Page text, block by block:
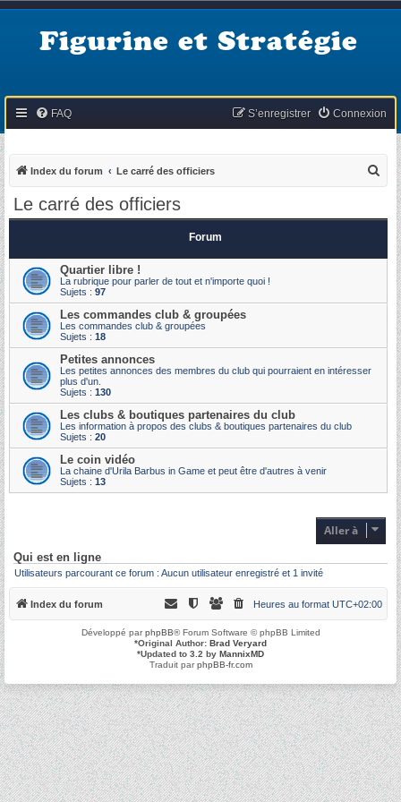
Figurine et Stratégie
FAQ Connexion
S’enregistrer
Index du forum Le carré des officiers
Le carré des officiers
Forum
Quartier libre !
La rubrique pour parler de tout et n'importe quoi !
Sujets : 97
Les commandes club & groupées
Les commandes club & groupées
Sujets : 18
Petites annonces
Les petites annonces des membres du club qui pourraient en intéresser
plus d'un.
Sujets : 130
Les clubs & boutiques partenaires du club
Les information à propos des clubs & boutiques partenaires du club
Sujets : 20
Le coin vidéo
La chaine d'Urila Barbus in Game et peut être d'autres à venir
Sujets : 13
Aller à
Qui est en ligne
Utilisateurs parcourant ce forum : Aucun utilisateur enregistré et 1 invité
Index du forum Heures au format UTC+02:00
Développé parphpBB® Forum Software © phpBB Limited
*Original Author: Brad Veryard
*Updated to 3.2 by MannixMD
Traduit parphpBB-fr.com